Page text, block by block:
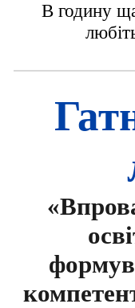
В годину